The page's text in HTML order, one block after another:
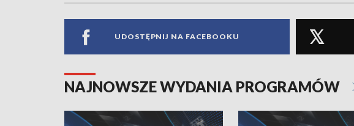
UDOSTĘPNIJ NA FACEBOOKU
NAJNOWSZE WYDANIA PROGRAMÓW